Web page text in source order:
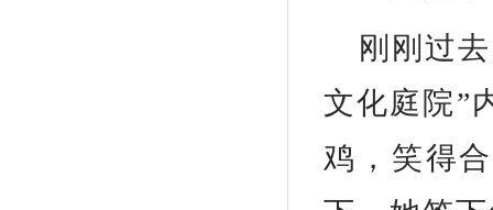
刚刚过
文化庭院”
鸡，笑得